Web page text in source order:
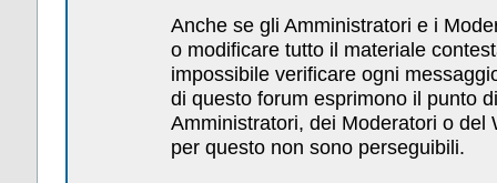
Anche se gli Amministratori e i
o modificare tutto il materiale
impossibile verificare ogni
di questo forum esprimono il punto
Amministratori, dei Moderatori o
per questo non sono perseguibili.